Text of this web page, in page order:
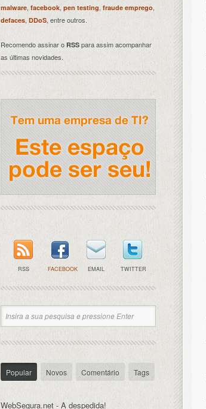
malware, facebook, pen testing, fraude emprego,
defaces DDoS, entre outros.
Recomendo assinar o RSS para assim acompanhar
as últimas novidades.
RSS FACEBOOK EMAIL TWITTER
Popular Novos Comentário Tags
WebSegura.net - A despedida!